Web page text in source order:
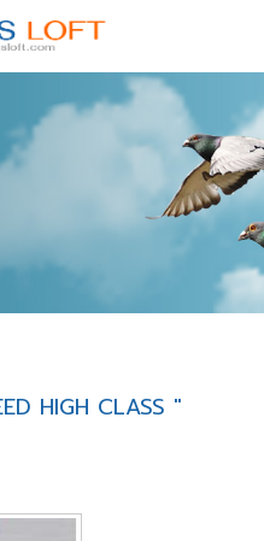
ในประเทศ และโปรแกรม
ทำเพดดีกรี
HIGH CLASS "